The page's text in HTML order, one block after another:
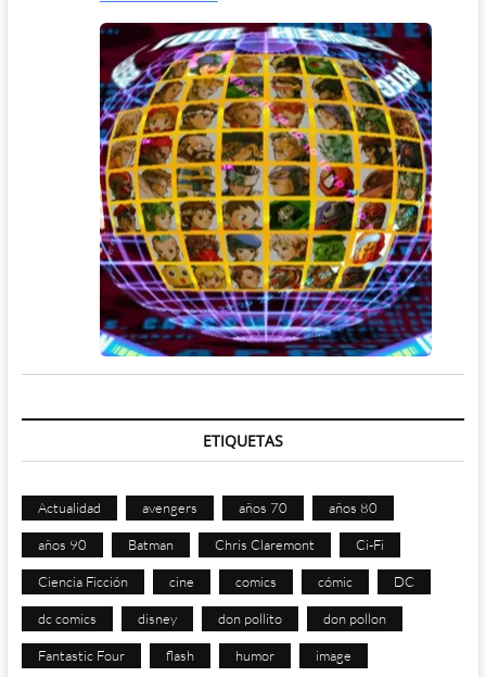
ETIQUETAS
Actualidad avengers años 70 años 80
años 90 Batman Chris Claremont Ci-Fi
Ciencia Ficción cine comics cómic DC
dc comics disney don pollito don pollon
Fantastic Four flash humor image